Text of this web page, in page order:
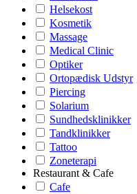
Helsekost
Kosmetik
Massage
Medical Clinic
Optiker
Ortopædisk Udstyr
Piercing
Solarium
Sundhedsklinikker
Tandklinikker
Tattoo
Zoneterapi
Restaurant & Cafe
Cafe